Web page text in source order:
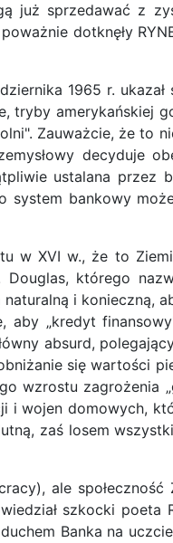
już sprzedawać z
dotknęły
1965 r. ukazał
amerykańskiej
Zauważcie, że to
decyduje
ustalana przez
system bankowy
w XVI w., że to
którego
naturalną i konieczną,
„kredyt finansowy"
absurd,
się wartości
wzrostu zagrożenia
i wojen domowych,
zaś losem
ale
szkocki poeta
Banka na